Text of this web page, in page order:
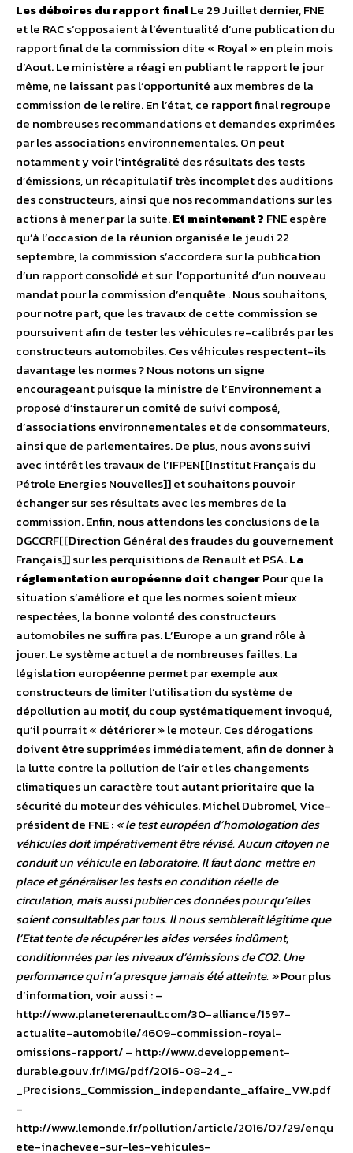
Les déboires du rapport finalLe 29 Juillet dernier, FNE
et le RAC s’opposaient à l’éventualité d’une publication du
rapport final de la commission dite « Royal » en plein mois
d’Aout. Le ministère a réagi en publiant le rapport le jour
même, ne laissant pas l’opportunité aux membres de la
commission de le relire. En l’état, ce rapport final regroupe
de nombreuses recommandations et demandes exprimées
par les associations environnementales. On peut
notamment y voir l’intégralité des résultats des tests
d’émissions, un récapitulatif très incomplet des auditions
des constructeurs, ainsi que nos recommandations sur les
actions à mener par la suite.Et maintenant ? FNE espère
qu’à l’occasion de la réunion organisée le jeudi 22
septembre, la commission s’accordera sur la publication
d’un rapport consolidé et sur l’opportunité d’un nouveau
mandat pour la commission d’enquête . Nous souhaitons,
pour notre part, que les travaux de cette commission se
poursuivent afin de tester les véhicules re-calibrés par les
constructeurs automobiles. Ces véhicules respectent-ils
davantage les normes ? Nous notons un signe
encourageant puisque la ministre de l’Environnement a
proposé d’instaurer un comité de suivi composé,
d’associations environnementales et de consommateurs,
ainsi que de parlementaires. De plus, nous avons suivi
avec intérêt les travaux de l’IFPEN[[Institut Français du
Pétrole Energies Nouvelles]] et souhaitons pouvoir
échanger sur ses résultats avec les membres de la
commission. Enfin, nous attendons les conclusions de la
DGCCRF[[Direction Général des fraudes du gouvernement
Français]] sur les perquisitions de Renault et PSA.La
réglementation européenne doit changerPour que la
situation s’améliore et que les normes soient mieux
respectées, la bonne volonté des constructeurs
automobiles ne suffira pas. L’Europe a un grand rôle à
jouer. Le système actuel a de nombreuses failles. La
législation européenne permet par exemple aux
constructeurs de limiter l’utilisation du système de
dépollution au motif, du coup systématiquement invoqué,
qu’il pourrait « détériorer » le moteur. Ces dérogations
doivent être supprimées immédiatement, afin de donner à
la lutte contre la pollution de l’air et les changements
climatiques un caractère tout autant prioritaire que la
sécurité du moteur des véhicules. Michel Dubromel, Vice-
président de FNE :« le test européen d’homologation des
véhicules doit impérativement être révisé. Aucun citoyen ne
conduit un véhicule en laboratoire. Il faut donc mettre en
place et généraliser les tests en condition réelle de
circulation, mais aussi publier ces données pour qu’elles
soient consultables par tous. Il nous semblerait légitime que
l’Etat tente de récupérer les aides versées indûment,
conditionnées par les niveaux d’émissions de CO2. Une
performance qui n’a presque jamais été atteinte. »Pour plus
d’information, voir aussi : –
http://www.planeterenault.com/30-alliance/1597-
actualite-automobile/4609-commission-royal-
omissions-rapport/ – http://www.developpement-
durable.gouv.fr/IMG/pdf/2016-08-24_-
_Precisions_Commission_independante_affaire_VW.pdf
–
http://www.lemonde.fr/pollution/article/2016/07/29/enqu
ete-inachevee-sur-les-vehicules-